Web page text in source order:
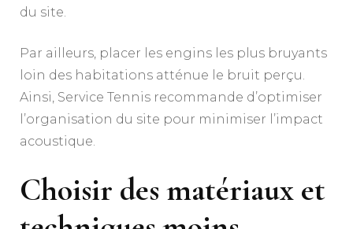
du site.
Par ailleurs, placer les engins les plus bruyants
loin des habitations atténue le bruit perçu.
Ainsi, Service Tennis recommande d’optimiser
l’organisation du site pour minimiser l’impact
acoustique.
Choisir des matériaux et